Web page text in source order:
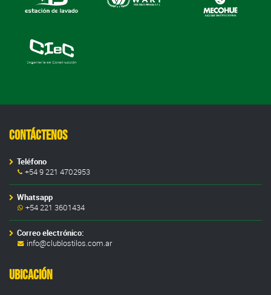
Contáctenos
Teléfono
+54 9 221 4702953
Whatsapp
+54 221 3601434
Correo electrónico:
info@clublostilos.com.ar
Ubicación